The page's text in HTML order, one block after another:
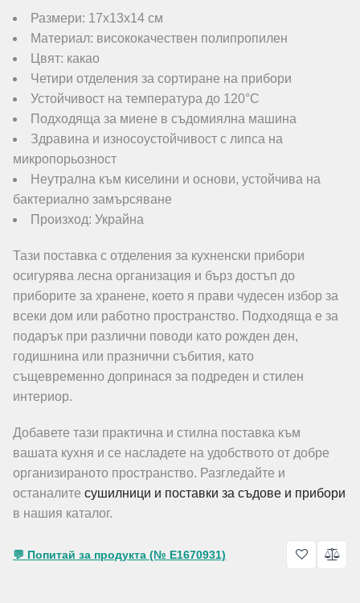
Размери: 17х13х14 см
Материал: висококачествен полипропилен
Цвят: какао
Четири отделения за сортиране на прибори
Устойчивост на температура до 120°C
Подходяща за миене в съдомиялна машина
Здравина и износоустойчивост с липса на
микропорьозност
Неутрална към киселини и основи, устойчива на
бактериално замърсяване
Произход: Украйна
Тази поставка с отделения за кухненски прибори
осигурява лесна организация и бърз достъп до
приборите за хранене, което я прави чудесен избор за
всеки дом или работно пространство. Подходяща е за
подарък при различни поводи като рожден ден,
годишнина или празнични събития, като
същевременно допринася за подреден и стилен
интериор.
Добавете тази практична и стилна поставка към
вашата кухня и се насладете на удобството от добре
организираното пространство. Разгледайте и
останалите сушилници и поставки за съдове и прибори
в нашия каталог.
💬 Попитай за продукта (№ E1670931)